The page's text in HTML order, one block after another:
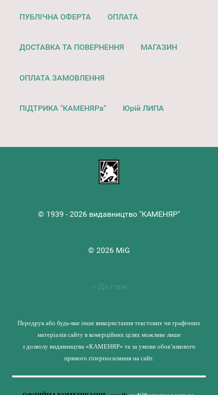
ПУБЛІЧНА ОФЕРТА ОПЛАТА
ДОСТАВКА ТА ПОВЕРНЕННЯ МАГАЗИН
ОПЛАТА ЗАМОВЛЕННЯ
ПІДТРИКА "КАМЕНЯРа" Юрій ЛИПА
© 1939 - 2026 видавництво "КАМЕНЯР"
© 2026 MiG
До гори
Передрук або будь-яке інше використання текстових чи графічних
матеріалів сайту в комерційних цілях можливе лише
з дозволу видавництва «КАМЕНЯР» та за умови обов’язкового
прямого гіперпосилання на сайт.